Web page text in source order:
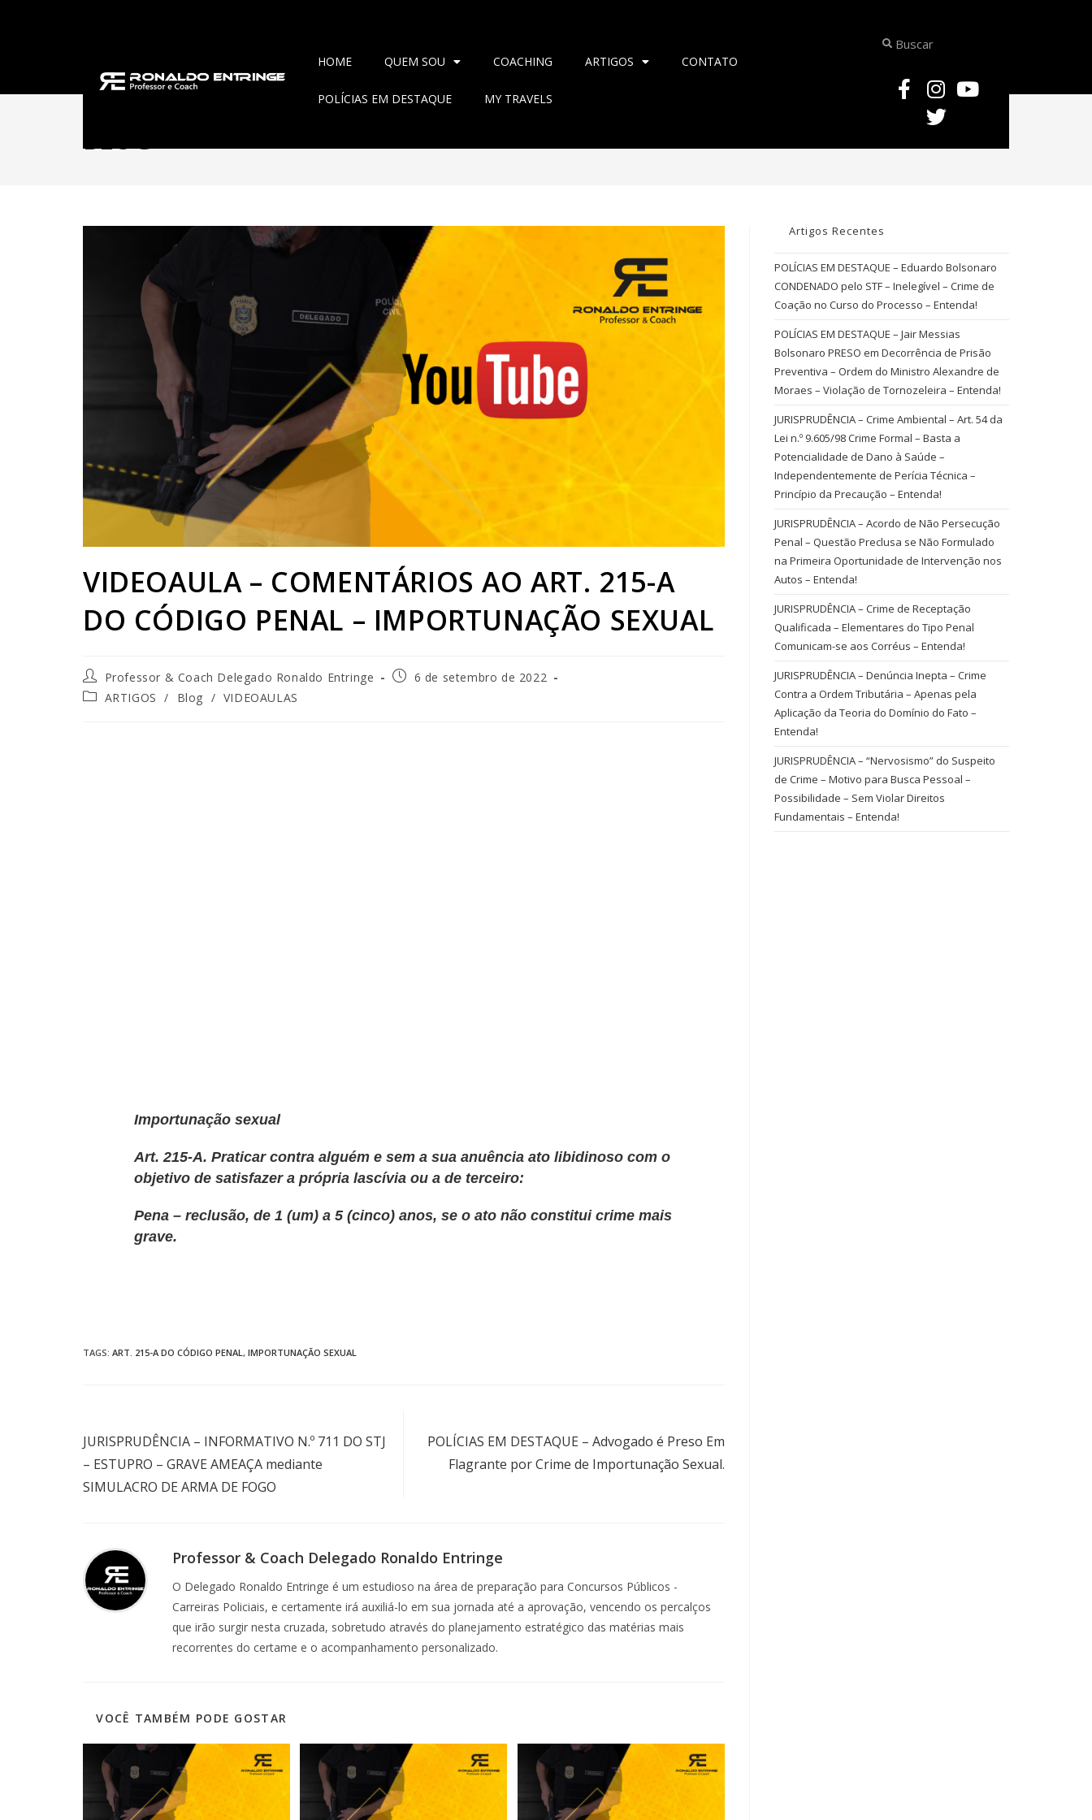
HOME QUEM SOU COACHING ARTIGOS CONTATO
POLÍCIAS EM DESTAQUE MY TRAVELS
BLOG
VIDEOAULA – COMENTÁRIOS AO ART. 215-A
DO CÓDIGO PENAL – IMPORTUNAÇÃO SEXUAL
Professor & Coach Delegado Ronaldo Entringe
6 de setembro de 2022
ARTIGOS
/ Blog / VIDEOAULAS
Importunação sexual
Art. 215-A. Praticar contra alguém e sem a sua anuência ato libidinoso com o
objetivo de satisfazer a própria lascívia ou a de terceiro:
Pena – reclusão, de 1 (um) a 5 (cinco) anos, se o ato não constitui crime mais
grave.
TAGS: ART. 215-A DO CÓDIGO PENAL , IMPORTUNAÇÃO SEXUAL
JURISPRUDÊNCIA – INFORMATIVO N.º 711 DO STJ
– ESTUPRO – GRAVE AMEAÇA mediante
SIMULACRO DE ARMA DE FOGO
POLÍCIAS EM DESTAQUE – Advogado é Preso Em
Flagrante por Crime de Importunação Sexual.
Professor & Coach Delegado Ronaldo Entringe
O Delegado Ronaldo Entringe é um estudioso na área de preparação para Concursos Públicos -
Carreiras Policiais, e certamente irá auxiliá-lo em sua jornada até a aprovação, vencendo os percalços
que irão surgir nesta cruzada, sobretudo através do planejamento estratégico das matérias mais
recorrentes do certame e o acompanhamento personalizado.
VOCÊ TAMBÉM PODE GOSTAR
Artigos Recentes
POLÍCIAS EM DESTAQUE – Eduardo Bolsonaro
CONDENADO pelo STF – Inelegível – Crime de
Coação no Curso do Processo – Entenda!
POLÍCIAS EM DESTAQUE – Jair Messias
Bolsonaro PRESO em Decorrência de Prisão
Preventiva – Ordem do Ministro Alexandre de
Moraes – Violação de Tornozeleira – Entenda!
JURISPRUDÊNCIA – Crime Ambiental – Art. 54 da
Lei n.º 9.605/98 Crime Formal – Basta a
Potencialidade de Dano à Saúde –
Independentemente de Perícia Técnica –
Princípio da Precaução – Entenda!
JURISPRUDÊNCIA – Acordo de Não Persecução
Penal – Questão Preclusa se Não Formulado
na Primeira Oportunidade de Intervenção nos
Autos – Entenda!
JURISPRUDÊNCIA – Crime de Receptação
Qualificada – Elementares do Tipo Penal
Comunicam-se aos Corréus – Entenda!
JURISPRUDÊNCIA – Denúncia Inepta – Crime
Contra a Ordem Tributária – Apenas pela
Aplicação da Teoria do Domínio do Fato –
Entenda!
JURISPRUDÊNCIA – “Nervosismo” do Suspeito
de Crime – Motivo para Busca Pessoal –
Possibilidade – Sem Violar Direitos
Fundamentais – Entenda!